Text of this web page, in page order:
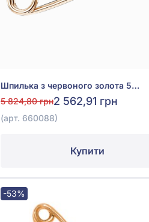
Шпилька з червоного золота 585°, арт. 660088
5 824,80 грн2 562,91 грн
(арт. 660088)
Купити
-53%